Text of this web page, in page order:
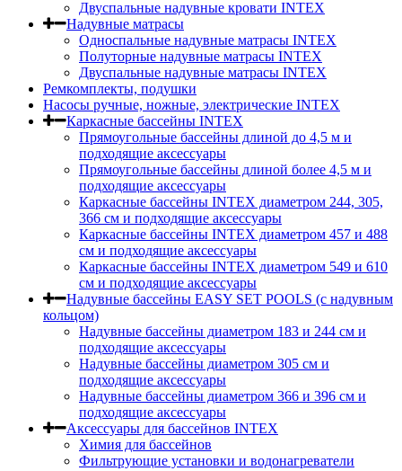
Двуспальные надувные кровати INTEX
Надувные матрасы
Односпальные надувные матрасы INTEX
Полуторные надувные матрасы INTEX
Двуспальные надувные матрасы INTEX
Ремкомплекты, подушки
Насосы ручные, ножные, электрические INTEX
Каркасные бассейны INTEX
Прямоугольные бассейны длиной до 4,5 м и
подходящие аксессуары
Прямоугольные бассейны длиной более 4,5 м и
подходящие аксессуары
Каркасные бассейны INTEX диаметром 244, 305,
366 см и подходящие аксессуары
Каркасные бассейны INTEX диаметром 457 и 488
cм и подходящие аксессуары
Каркасные бассейны INTEX диаметром 549 и 610
см и подходящие аксессуары
Надувные бассейны EASY SET POOLS (с надувным
кольцом)
Надувные бассейны диаметром 183 и 244 см и
подходящие аксессуары
Надувные бассейны диаметром 305 см и
подходящие аксессуары
Надувные бассейны диаметром 366 и 396 см и
подходящие аксессуары
Аксессуары для бассейнов INTEX
Химия для бассейнов
Фильтрующие установки и водонагреватели